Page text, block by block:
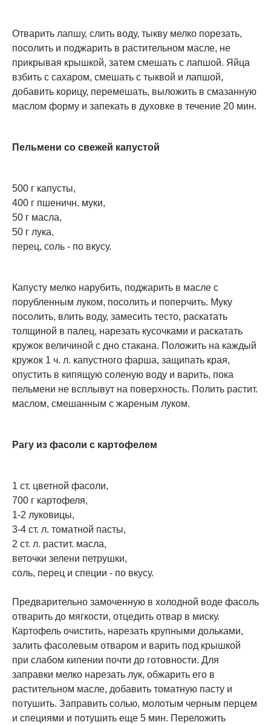
Отварить лапшу, слить воду, тыкву мелко порезать,
посолить и поджарить в растительном масле, не
прикрывая крышкой, затем смешать с лапшой. Яйца
взбить с сахаром, смешать с тыквой и лапшой,
добавить корицу, перемешать, выложить в смазанную
маслом форму и запекать в духовке в течение 20 мин.
Пельмени со свежей капустой
500 г капусты,
400 г пшеничн. муки,
50 г масла,
50 г лука,
перец, соль - по вкусу.
Капусту мелко нарубить, поджарить в масле с
порубленным луком, посолить и поперчить. Муку
посолить, влить воду, замесить тесто, раскатать
толщиной в палец, нарезать кусочками и раскатать
кружок величиной с дно стакана. Положить на каждый
кружок 1 ч. л. капустного фарша, защипать края,
опустить в кипящую соленую воду и варить, пока
пельмени не всплывут на поверхность. Полить растит.
маслом, смешанным с жареным луком.
Рагу из фасоли с картофелем
1 ст. цветной фасоли,
700 г картофеля,
1-2 луковицы,
3-4 ст. л. томатной пасты,
2 ст. л. растит. масла,
веточки зелени петрушки,
соль, перец и специи - по вкусу.
Предварительно замоченную в холодной воде фасоль
отварить до мягкости, отцедить отвар в миску.
Картофель очистить, нарезать крупными дольками,
залить фасолевым отваром и варить под крышкой
при слабом кипении почти до готовности. Для
заправки мелко нарезать лук, обжарить его в
растительном масле, добавить томатную пасту и
потушить. Заправить солью, молотым черным перцем
и специями и потушить еще 5 мин. Переложить